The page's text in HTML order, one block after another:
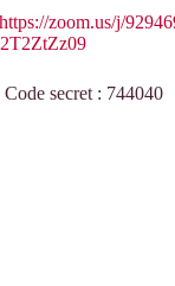
https://zoom.us/j/
secret : 744040